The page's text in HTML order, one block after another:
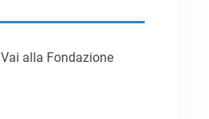
Vai alla Fondazione